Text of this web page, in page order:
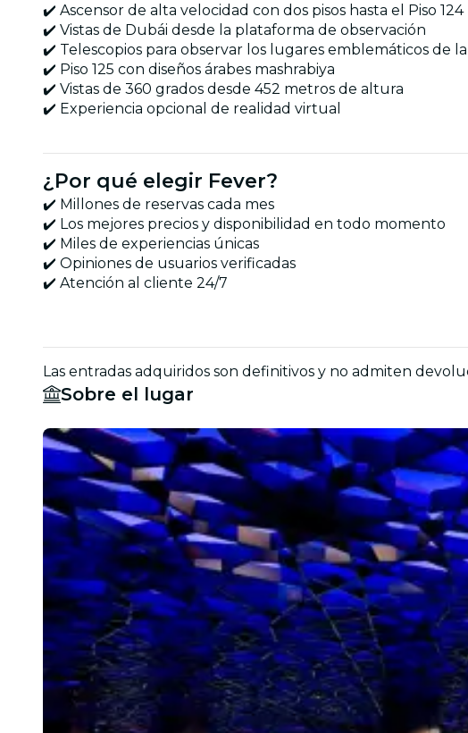
✔️ Ascensor de alta velocidad con dos pisos hasta el Piso 124
✔️ Vistas de Dubái desde la plataforma de observación
✔️ Telescopios para observar los lugares emblemáticos de
✔️ Piso 125 con diseños árabes mashrabiya
✔️ Vistas de 360 grados desde 452 metros de altura
✔️ Experiencia opcional de realidad virtual
¿Por qué elegir Fever?
✔️ Millones de reservas cada mes
✔️ Los mejores precios y disponibilidad en todo momento
✔️ Miles de experiencias únicas
✔️ Opiniones de usuarios verificadas
✔️ Atención al cliente 24/7
Las entradas adquiridos son definitivos y no admiten
Sobre el lugar